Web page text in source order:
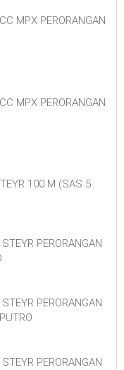
MPX PERORANGAN
MPX PERORANGAN
100 M (SAS 5
PERORANGAN
PERORANGAN
PERORANGAN